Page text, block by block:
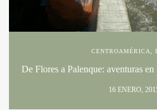
CENTROAMÉRICA,
De Flores a Palenque: aventuras
16 ENERO,